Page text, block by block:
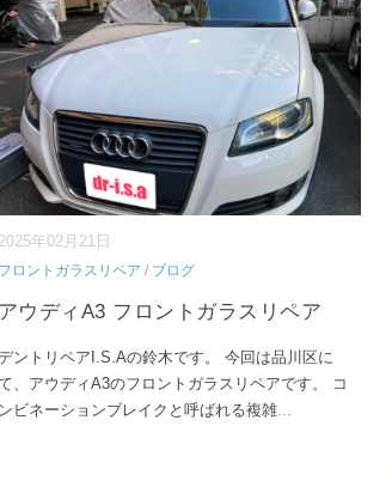
2025年02月21日
フロントガラスリペア / ブログ
アウディA3 フロントガラスリペア
ントリペアI.S.Aの鈴木です。 今回は品川区に
、アウディA3のフロントガラスリペアです。 コ
ンビネーションブレイクと呼ばれる複雑...